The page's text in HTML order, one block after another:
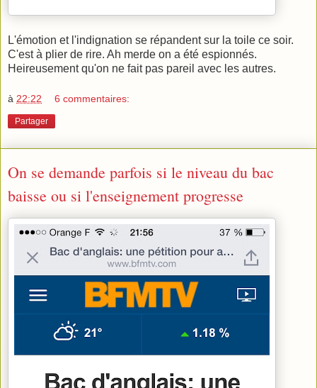
L'émotion et l'indignation se répandent sur la toile ce soir.
C'est à plier de rire. Ah merde on a été espionnés.
Heireusement qu'on ne fait pas pareil avec les autres.
à 22:22 6 commentaires:
Partager
On se demande parfois si le niveau du bac
baisse ou si l'enseignement progresse